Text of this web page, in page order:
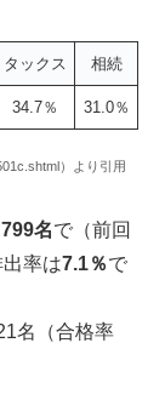
タックス 相続
34.7％ 31.0％
）より引用
799名で（前回
率は7.1％で
名（合格率